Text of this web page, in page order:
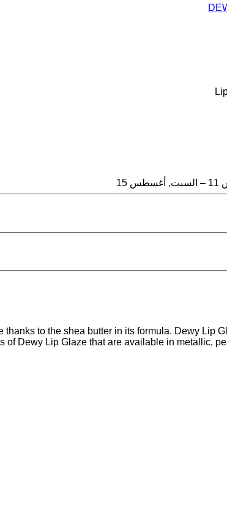
to the shea butter in its formula. Dewy Lip
Dewy Lip Glaze that are available in metallic,